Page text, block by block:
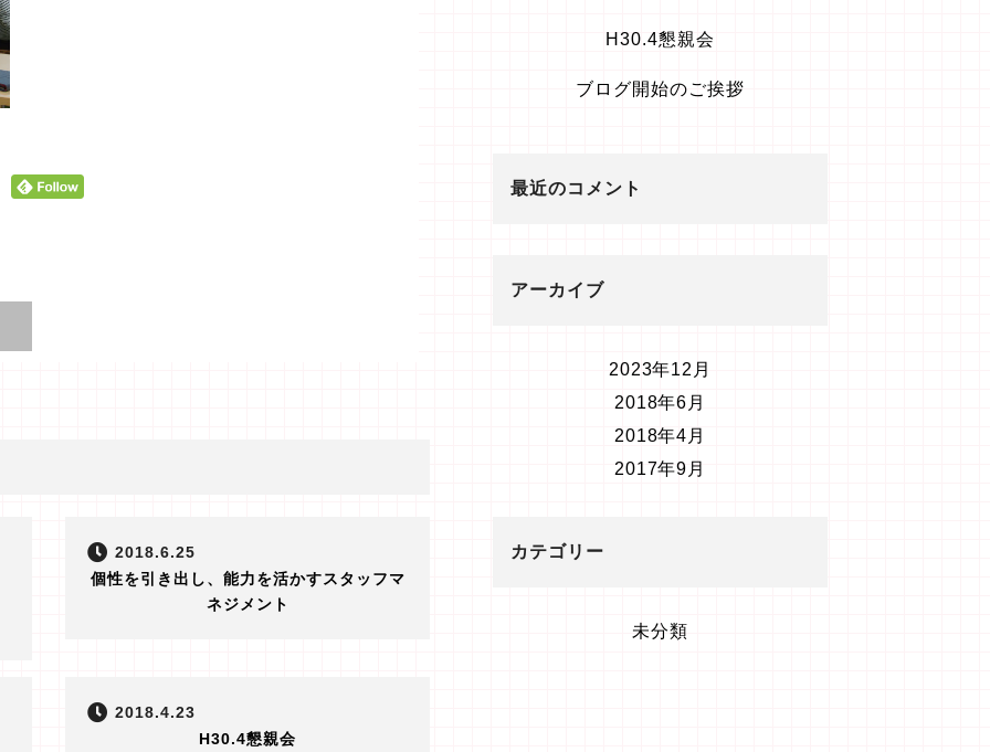
2018.6.25
個性を引き出し、能力を活かすスタッフマ
ネジメント
2018.4.23
H30.4懇親会
H30.4懇親会
ブログ開始のご挨拶
最近のコメント
アーカイブ
2023年12月
2018年6月
2018年4月
2017年9月
カテゴリー
未分類